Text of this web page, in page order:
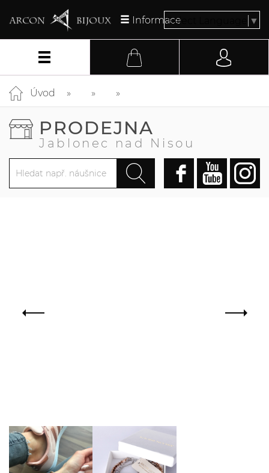
InformaceSelect Language ▼
Úvod
PRODEJNA
Jablonec nad Nisou